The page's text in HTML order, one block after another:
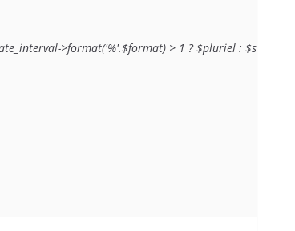
>format('%'.$format) > 1 ? $pluriel : $singulier);